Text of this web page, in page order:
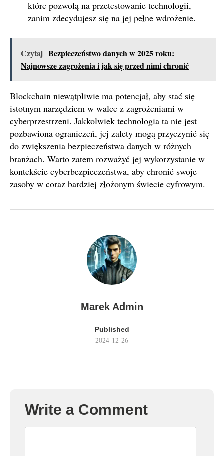
które pozwolą na przetestowanie technologii,
zanim zdecydujesz się na jej pełne wdrożenie.
Czytaj Bezpieczeństwo danych w 2025 roku:
Najnowsze zagrożenia i jak się przed nimi chronić
Blockchain niewątpliwie ma potencjał, aby stać się
istotnym narzędziem w walce z zagrożeniami w
cyberprzestrzeni. Jakkolwiek technologia ta nie jest
pozbawiona ograniczeń, jej zalety mogą przyczynić się
do zwiększenia bezpieczeństwa danych w różnych
branżach. Warto zatem rozważyć jej wykorzystanie w
kontekście cyberbezpieczeństwa, aby chronić swoje
zasoby w coraz bardziej złożonym świecie cyfrowym.
Marek Admin
Published
2024-12-26
Write a Comment